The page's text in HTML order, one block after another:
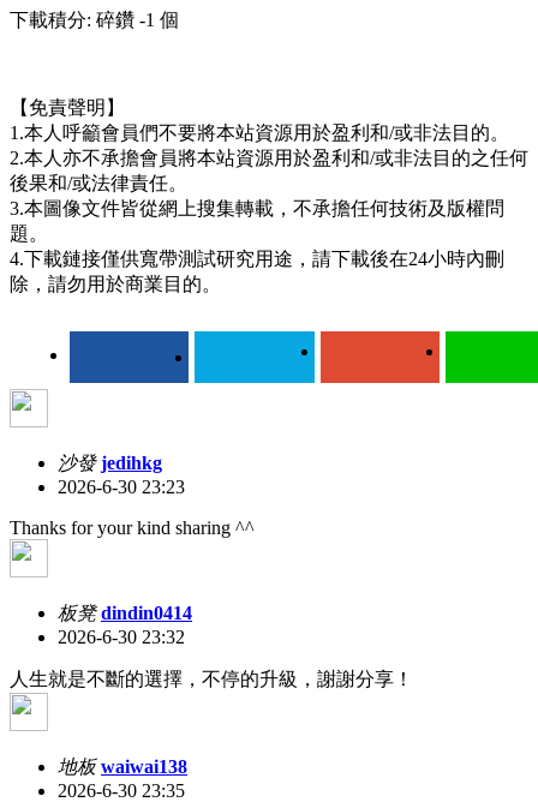
下載積分: 碎鑽 -1 個
【免責聲明】
1.本人呼籲會員們不要將本站資源用於盈利和/或非法目的。
2.本人亦不承擔會員將本站資源用於盈利和/或非法目的之任何
後果和/或法律責任。
3.本圖像文件皆從網上搜集轉載，不承擔任何技術及版權問
題。
4.下載鏈接僅供寬帶測試研究用途，請下載後在24小時內刪
除，請勿用於商業目的。
沙發 jedihkg
2026-6-30 23:23
Thanks for your kind sharing ^^
板凳 dindin0414
2026-6-30 23:32
人生就是不斷的選擇，不停的升級，謝謝分享！
地板 waiwai138
2026-6-30 23:35